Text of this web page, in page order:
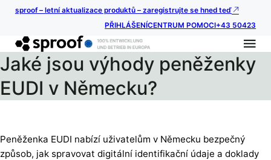
sproof – letní aktualizace produktů – zaregistrujte se hned teď
PŘIHLÁŠENÍCENTRUM POMOCI+43 50423
Jaké jsou výhody peněženky
EUDI v Německu?
Peněženka EUDI nabízí uživatelům v Německu bezpečný
způsob, jak spravovat digitální identifikační údaje a doklady